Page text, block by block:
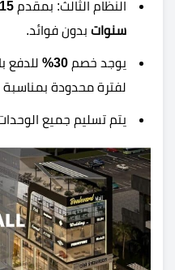
النظام الثالث: بمقدم 15%
سنوات بدون فوائد.
يوجد خصم للدفع
لفترة محدودة بمناسبة
يتم تسليم جميع